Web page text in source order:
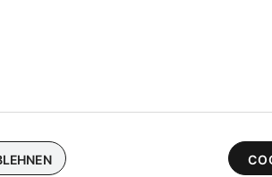
Ultra-Ohrhörer